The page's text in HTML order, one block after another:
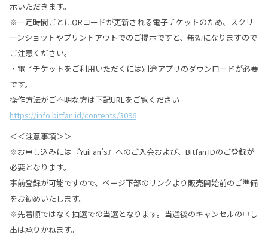
示いただきます。
※一定時間ごとにQRコードが更新される電子チケットのため、スクリ
ーンショットやプリントアウトでのご提示ですと、無効になりますので
ご注意ください。
・電子チケットをご利用いただくには別途アプリのダウンロードが必要
です。
操作方法がご不明な方は下記URLをご覧ください
https://info.bitfan.id/contents/3096
＜＜注意事項＞＞
※お申し込みには『YuiFan’s』へのご入会および、Bitfan IDのご登録が
必要となります。
事前登録が可能ですので、ページ下部のリンクより販売開始前のご準備
をお勧めいたします。
※先着順ではなく抽選での当選となります。当選後のキャンセルの申し
出は承りかねます。